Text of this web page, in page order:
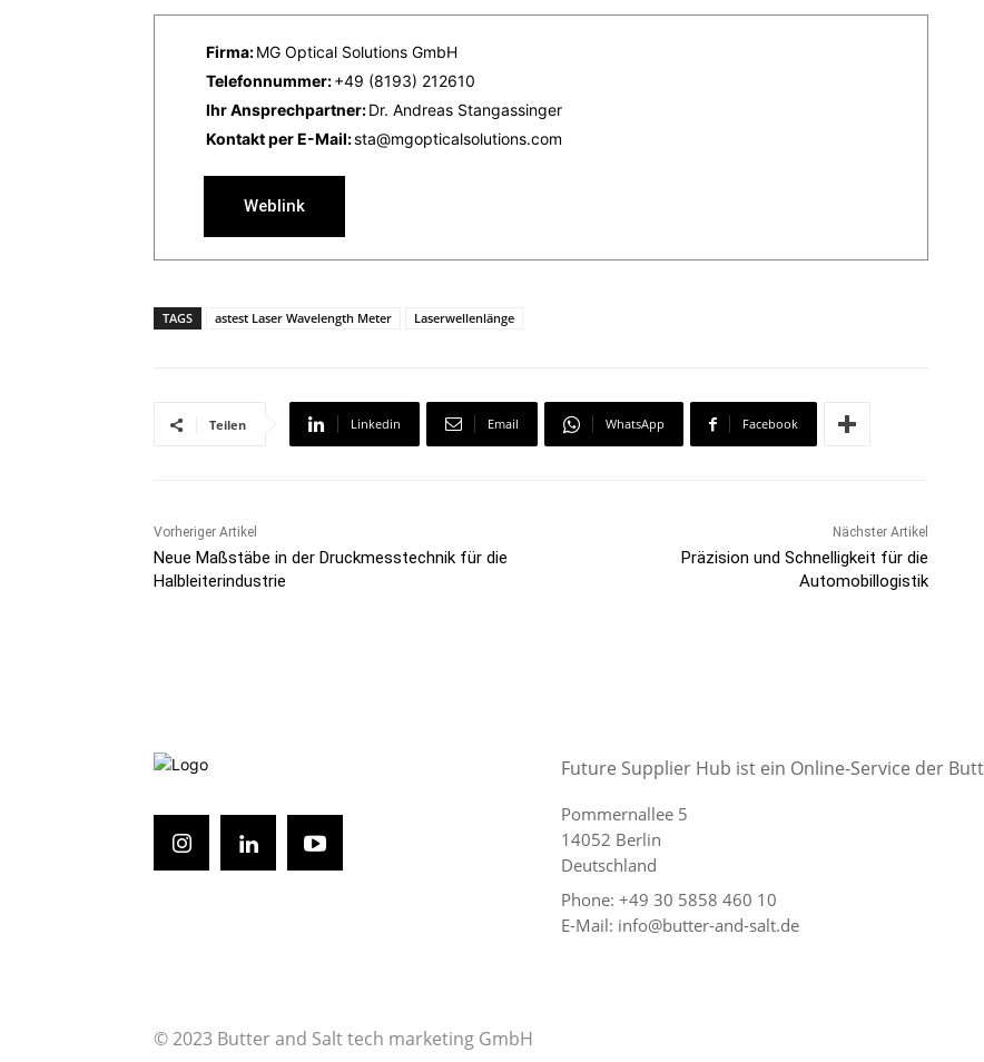
Firma:MG Optical Solutions GmbH
Telefonnummer:+49 (8193) 212610
Ihr Ansprechpartner:Dr. Andreas Stangassinger
Kontakt per E-Mail:sta@mgopticalsolutions.com
Weblink
TAGS astest Laser Wavelength Meter Laserwellenlänge
Teilen Linkedin Email WhatsApp Facebook
Vorheriger Artikel
Neue Maßstäbe in der Druckmesstechnik für die
Halbleiterindustrie
Nächster Artikel
Präzision und Schnelligkeit für die
Automobillogistik
Future Supplier Hub ist ein Online-Service der
Pommernallee 5
14052 Berlin
Deutschland
Phone: +49 30 5858 460 10
E-Mail: info@butter-and-salt.de
© 2023 Butter and Salt tech marketing GmbH